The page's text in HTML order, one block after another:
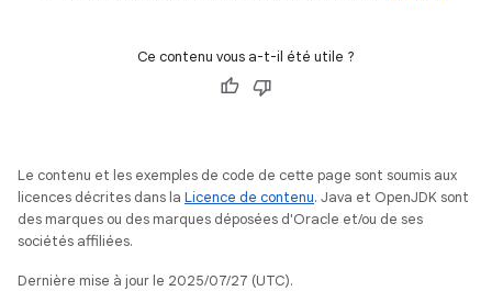
Ce contenu vous a-t-il été utile ?
Le contenu et les exemples de code de cette page sont soumis aux
licences décrites dans la Licence de contenu. Java et OpenJDK sont
des marques ou des marques déposées d'Oracle et/ou de ses
sociétés affiliées.
Dernière mise à jour le 2025/07/27 (UTC).